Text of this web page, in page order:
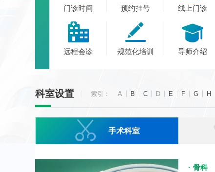
门诊时间 预约挂号 线上门诊

远程会诊

规范化培训

导师介绍
科室设置 索引： A B C D E F G H
 手术科室
骨科